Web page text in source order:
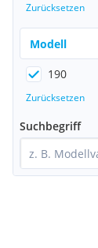
Zurücksetzen
Modell
190
Zurücksetzen
Suchbegriff